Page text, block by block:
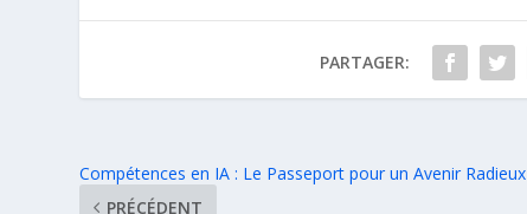
PARTAGER:
Compétences en IA : Le Passeport pour un Avenir Radieux
PRÉCÉDENT